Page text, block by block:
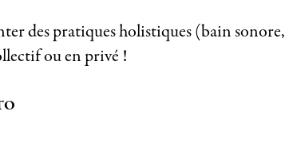
des pratiques holistiques (bain sonore,
ou en privé !